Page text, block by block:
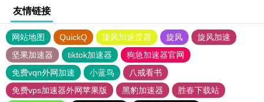
友情链接
网站地图 QuickQ 旋风加速度器 旋风
旋风加速
坚果加速器
tiktok加速器
狗急加速器官网
免费vqn外网加速
小蓝鸟
八戒看书
免费vps加速器外网苹果版
黑豹加速器 胜春下载站